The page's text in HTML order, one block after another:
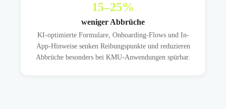
15–25%
weniger Abbrüche
KI-optimierte Formulare, Onboarding-Flows und In-
App-Hinweise senken Reibungspunkte und reduzieren
Abbrüche besonders bei KMU-Anwendungen spürbar.